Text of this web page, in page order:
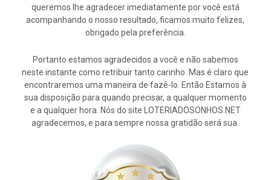
queremos lhe agradecer imediatamente por você está
acompanhando o nosso resultado, ficamos muito felizes,
obrigado pela preferência.
Portanto estamos agradecidos a você e não sabemos
neste instante como retribuir tanto carinho. Mas é claro que
encontraremos uma maneira de fazê-lo. Então Estamos à
sua disposição para quando precisar, a qualquer momento
e a qualquer hora. Nós do site LOTERIADOSONHOS.NET
agradecemos, e para sempre nossa gratidão será sua.